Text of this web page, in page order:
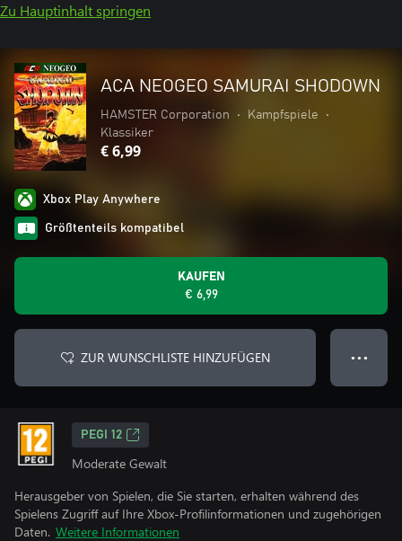
Zu Hauptinhalt springen
ACA NEOGEO SAMURAI SHODOWN
HAMSTER Corporation • Kampfspiele
•
Klassiker
€ 6,99
Xbox Play Anywhere
Größtenteils kompatibel
KAUFEN
€ 6,99
ZUR WUNSCHLISTE HINZUFÜGEN ● ● ●
PEGI 12
Moderate Gewalt
Herausgeber von Spielen, die Sie starten, erhalten während des
Spielens Zugriff auf Ihre Xbox-Profilinformationen und zugehörigen
Daten. Weitere Informationen